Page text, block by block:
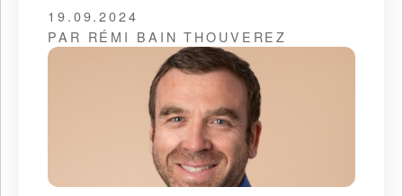
19.09.2024
PAR RÉMI BAIN THOUVEREZ